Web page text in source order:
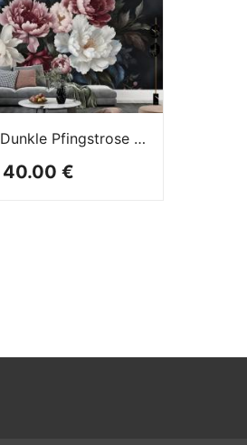
Fototapete Dunkle Pfingstrose Mit Blumenmuster In Aquarell
40.00 €